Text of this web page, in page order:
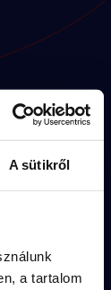
A sütikről
a tartalom
(kb